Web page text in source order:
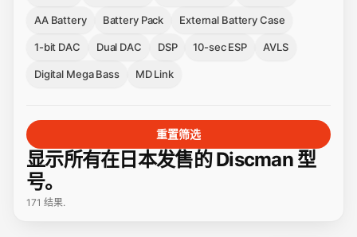
AA Battery Battery Pack External Battery Case
1-bit DAC Dual DAC DSP 10-sec ESP AVLS
Digital Mega Bass MD Link
重置筛选
显示所有在日本发售的 Discman 型
号。
171 结果.